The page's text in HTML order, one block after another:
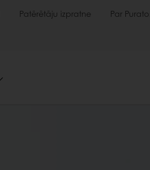
Patērētāju izpratne Par